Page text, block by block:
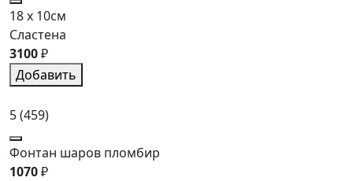
18 x 10см
Сластена
3100₽
Добавить
5(459)
Фонтан шаров пломбир
1070₽